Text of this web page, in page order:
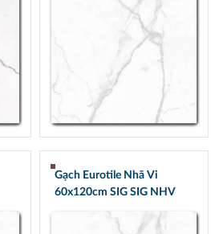
Gạch Eurotile Nhã Vi
60x120cm SIG SIG NHV